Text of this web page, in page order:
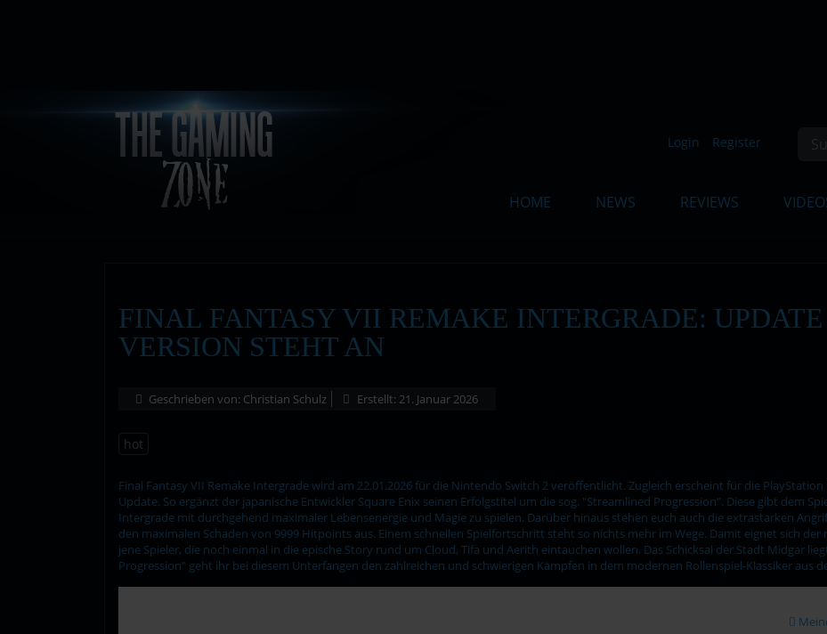
Login Register
HOME NEWS REVIEWS
FINAL FANTASY VII REMAKE INTERGRADE: UPDATE
VERSION STEHT AN
Geschrieben von: Christian Schulz Erstellt: 21. Januar 2026
hot
Final Fantasy VII Remake Intergrade wird am 22.01.2026 für die Nintendo Switch 2 veröffentlicht. Zugleich erscheint für die
Update. So ergänzt der japanische Entwickler Square Enix seinen Erfolgstitel um die sog. "Streamlined Progression". Diese gibt dem
Intergrade mit durchgehend maximaler Lebensenergie und Magie zu spielen. Darüber hinaus stehen euch auch die extrastarken
den maximalen Schaden von 9999 Hitpoints aus. Einem schnellen Spielfortschritt steht so nichts mehr im Wege. Damit eignet sich
jene Spieler, die noch einmal in die epische Story rund um Cloud, Tifa und Aerith eintauchen wollen. Das Schicksal der Stadt Midgar
Progression" geht ihr bei diesem Unterfangen den zahlreichen und schwierigen Kämpfen in dem modernen Rollenspiel-Klassiker aus